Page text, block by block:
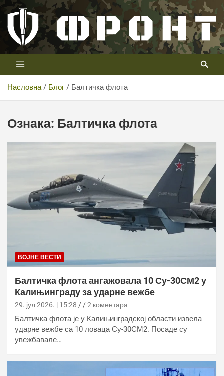
Скип
цонтент
Телевизија ФРОНТ
Први војни канал у Србији
Насловна Блог Балтичка флота
Ознака: Балтичка флота
ВОЈНЕ ВЕСТИ
Балтичка флота ангажовала 10 Су-30СМ2 у
Калињинграду за ударне вежбе
29. јул 2026. | 15:28 2 коментара
Балтичка флота је у Калињинградској области извела
ударне вежбе са 10 ловаца Су-30СМ2. Посаде су
увежбавале…